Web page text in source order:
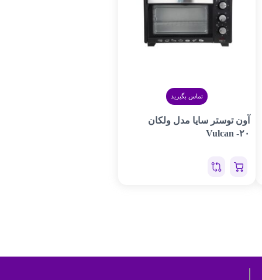
تماس بگیرید
آون توستر سایا مدل ولکان
Vulcan -۲۰